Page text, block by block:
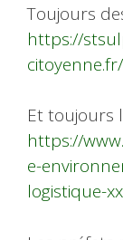
Toujours
https://
Et toujours
https://
e-
logistique-